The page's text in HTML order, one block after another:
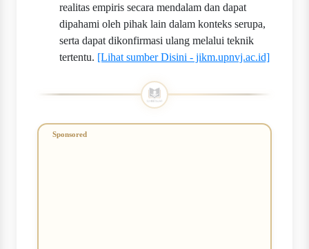
realitas empiris secara mendalam dan dapat
dipahami oleh pihak lain dalam konteks serupa,
serta dapat dikonfirmasi ulang melalui teknik
tertentu. [Lihat sumber Disini - jikm.upnvj.ac.id]